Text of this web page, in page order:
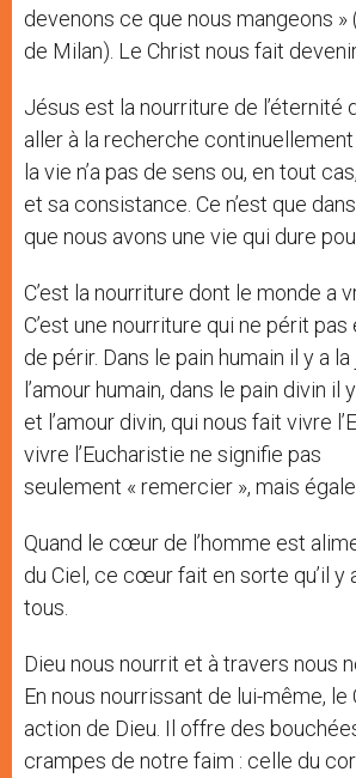
devenons ce que nous mangeons »
de Milan). Le Christ nous fait
Jésus est la nourriture de l’éternité
aller à la recherche
la vie n’a pas de sens ou, en tout
et sa consistance. Ce n’est que
que nous avons une vie qui dure
C’est la nourriture dont le monde a
C’est une nourriture qui ne périt
de périr. Dans le pain humain il y a
l’amour humain, dans le pain divin il
et l’amour divin, qui nous fait vivre
vivre l’Eucharistie ne signifie pas
seulement « remercier », mais
Quand le cœur de l’homme est
du Ciel, ce cœur fait en sorte qu’il y
tous.
Dieu nous nourrit et à travers nous
En nous nourrissant de lui-même, le
action de Dieu. Il offre des
crampes de notre faim : celle du